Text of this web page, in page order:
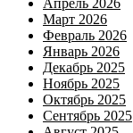
Март 2026
Февраль 2026
Январь 2026
Декабрь 2025
Ноябрь 2025
Октябрь 2025
Сентябрь 2025